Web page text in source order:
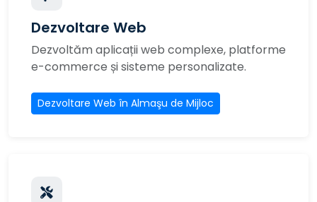
Dezvoltare Web
Dezvoltăm aplicații web complexe, platforme
e-commerce și sisteme personalizate.
Dezvoltare Web în Almaşu de Mijloc